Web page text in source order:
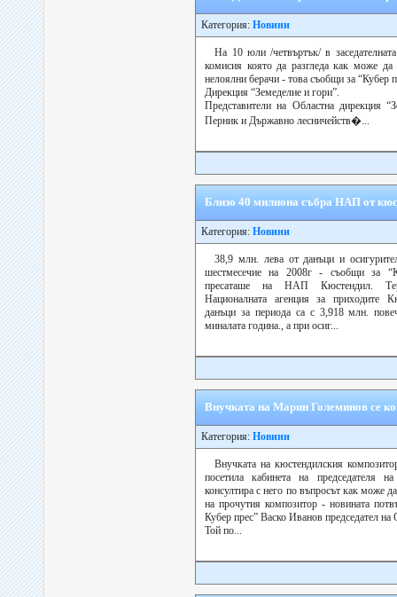
Категория: Новини
На 10 юли /четвъртък/ в
комисия която да разгледа как може да
нелоялни берачи - това съобщи за “Кубер
Дирекция “Земеделие и гори”.
Представители на Областна дирекция
Перник и Държавно лесничейств�...
Близо 40 милиона събра НАП от
Категория: Новини
38,9 млн. лева от данъци и
шестмесечие на 2008г - съобщи за
пресаташе на НАП Кюстендил.
Националната агенция за приходите
данъци за периода са с 3,918 млн.
миналата година., а при осиг...
Внучката на Марин Големинов се
Категория: Новини
Внучката на кюстендилския
посетила кабинета на
консултира с него по въпросът как може
на прочутия композитор - новината
Кубер прес” Васко Иванов председател
Той по...